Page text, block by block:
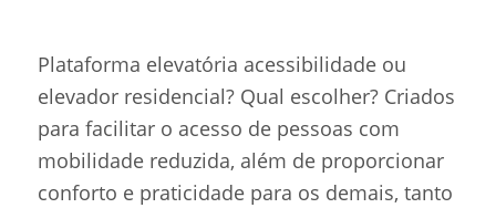
Plataforma elevatória acessibilidade ou
elevador residencial? Qual escolher? Criados
para facilitar o acesso de pessoas com
mobilidade reduzida, além de proporcionar
conforto e praticidade para os demais, tanto